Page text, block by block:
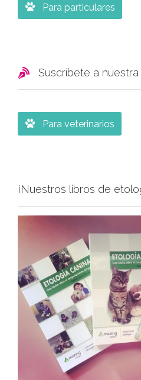
 Para particulares
 Suscríbete a
 Para veterinarios
¡Nuestros libros de